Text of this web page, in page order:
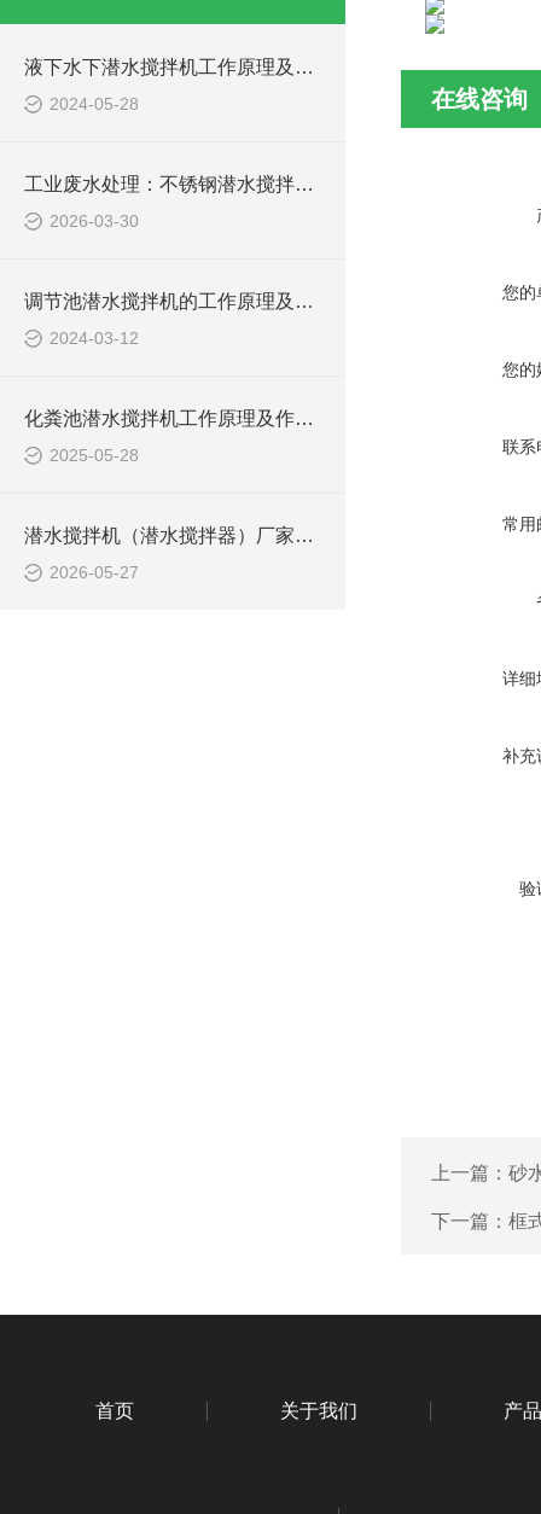
液下水下潜水搅拌机工作原理及作用特点、安装图、CAD结构图
2024-05-28
工业废水处理：不锈钢潜水搅拌机如何防止污泥沉淀
2026-03-30
调节池潜水搅拌机的工作原理及潜水推进器CAD安装图、结构图
2024-03-12
化粪池潜水搅拌机工作原理及作用特点、安装图、CAD结构图
2025-05-28
潜水搅拌机（潜水搅拌器）厂家选型指南
2026-05-27
在线咨询
您的
您的
联系
常用
详细
补充
验
上一篇： 砂
下一篇： 框
首页 关于我们 产